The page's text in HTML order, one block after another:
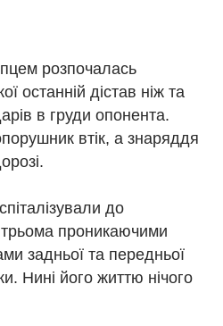
розпочалась
останній дістав ніж та
в груди опонента.
втік, а знаряддя
до
проникаючими
задньої та передньої
Нині його життю нічого